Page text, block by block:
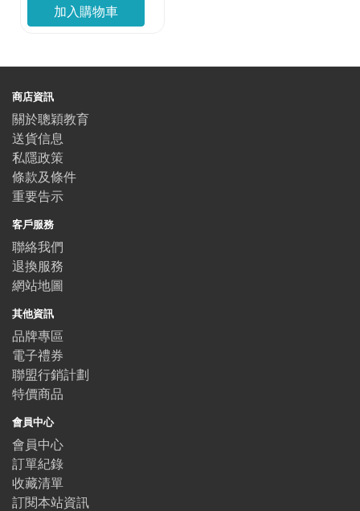
加入購物車
商店資訊
關於聰穎教育
送貨信息
私隱政策
條款及條件
重要告示
客戶服務
聯絡我們
退換服務
網站地圖
其他資訊
品牌專區
電子禮券
聯盟行銷計劃
特價商品
會員中心
會員中心
訂單紀錄
收藏清單
訂閱本站資訊